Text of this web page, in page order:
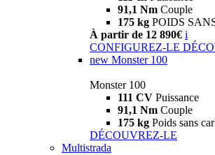
91,1 Nm Couple
175 kg POIDS
À partir de 12 890€ i
CONFIGUREZ-LE
new Monster 100
Monster 100
111 CV Puissance
91,1 Nm Couple
175 kg Poids sans
DÉCOUVREZ-LE
Multistrada